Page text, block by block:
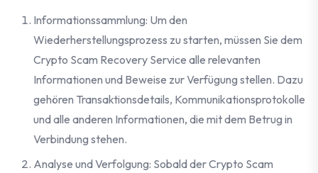
Informationssammlung: Um den
Wiederherstellungsprozess zu starten, müssen Sie dem
Crypto Scam Recovery Service alle relevanten
Informationen und Beweise zur Verfügung stellen. Dazu
gehören Transaktionsdetails, Kommunikationsprotokolle
und alle anderen Informationen, die mit dem Betrug in
Verbindung stehen.
Analyse und Verfolgung: Sobald der Crypto Scam